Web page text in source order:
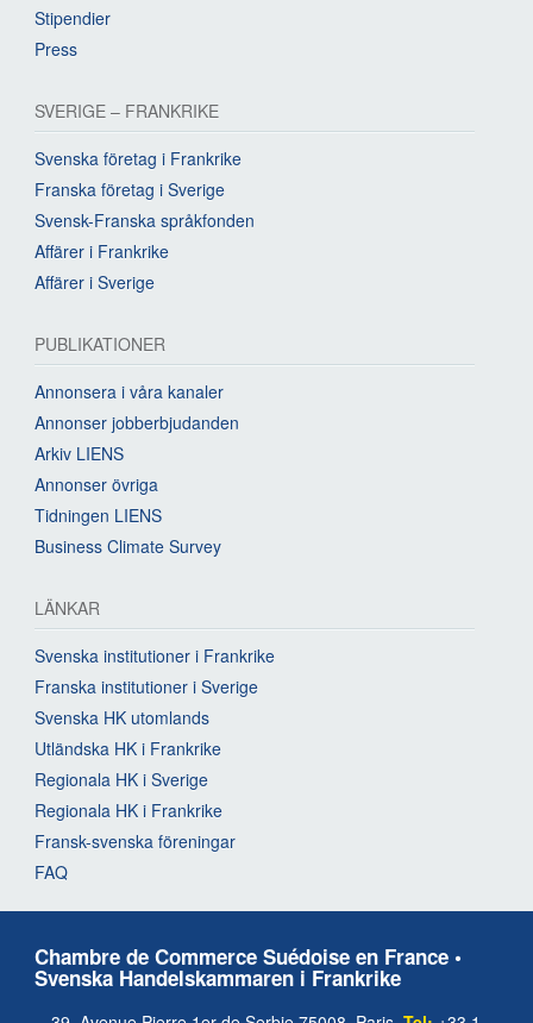
Stipendier
Press
SVERIGE – FRANKRIKE
Svenska företag i Frankrike
Franska företag i Sverige
Svensk-Franska språkfonden
Affärer i Frankrike
Affärer i Sverige
PUBLIKATIONER
Annonsera i våra kanaler
Annonser jobberbjudanden
Arkiv LIENS
Annonser övriga
Tidningen LIENS
Business Climate Survey
LÄNKAR
Svenska institutioner i Frankrike
Franska institutioner i Sverige
Svenska HK utomlands
Utländska HK i Frankrike
Regionala HK i Sverige
Regionala HK i Frankrike
Fransk-svenska föreningar
FAQ
Chambre de Commerce Suédoise en France •
Svenska Handelskammaren i Frankrike